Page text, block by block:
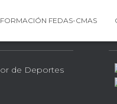
FORMACIÓN FEDAS-CMAS